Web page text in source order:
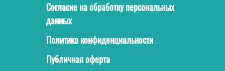
Согласие на обработку персональных
данных
Политика конфиденциальности
Публичная оферта